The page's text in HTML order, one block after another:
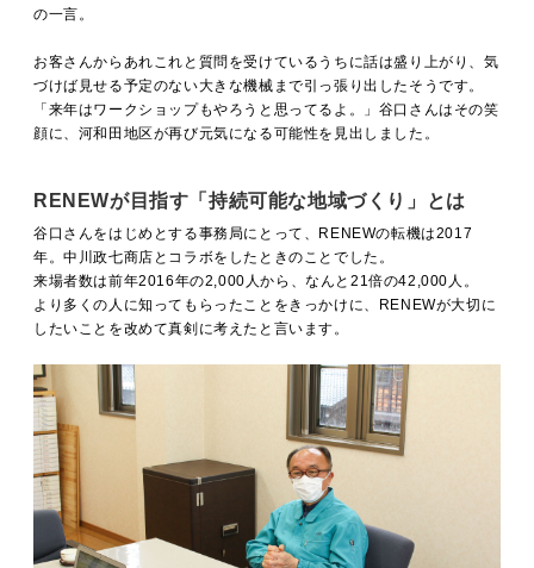
の一言。
お客さんからあれこれと質問を受けているうちに話は盛り上がり、気
づけば見せる予定のない大きな機械まで引っ張り出したそうです。
「来年はワークショップもやろうと思ってるよ。」谷口さんはその笑
顔に、河和田地区が再び元気になる可能性を見出しました。
RENEWが目指す「持続可能な地域づくり」とは
谷口さんをはじめとする事務局にとって、RENEWの転機は2017
年。中川政七商店とコラボをしたときのことでした。
来場者数は前年2016年の2,000人から、なんと21倍の42,000人。
より多くの人に知ってもらったことをきっかけに、RENEWが大切に
したいことを改めて真剣に考えたと言います。